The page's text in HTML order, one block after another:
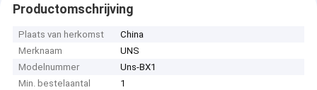
Productomschrijving
Plaats van herkomst
China
Merknaam
UNS
Modelnummer
Uns-BX1
Min. bestelaantal
1